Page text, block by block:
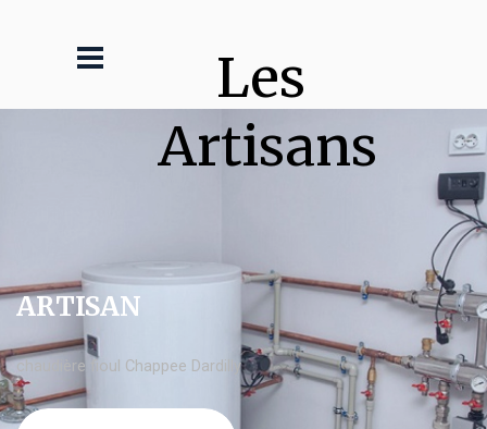
Les
Artisans
ARTISAN
chaudière fioul Chappee Dardilly